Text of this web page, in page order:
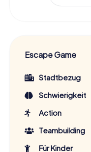
Escape Game
Stadtbezug
Schwierigkeit
Action
Teambuilding
Für Kinder